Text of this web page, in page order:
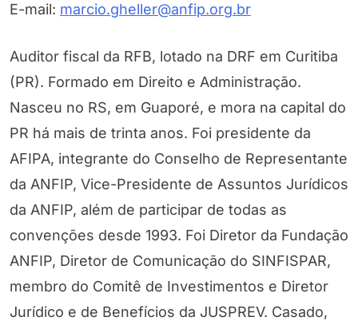
E-mail: marcio.gheller@anfip.org.br
Auditor fiscal da RFB, lotado na DRF em Curitiba
(PR). Formado em Direito e Administração.
Nasceu no RS, em Guaporé, e mora na capital do
PR há mais de trinta anos. Foi presidente da
AFIPA, integrante do Conselho de Representante
da ANFIP, Vice-Presidente de Assuntos Jurídicos
da ANFIP, além de participar de todas as
convenções desde 1993. Foi Diretor da Fundação
ANFIP, Diretor de Comunicação do SINFISPAR,
membro do Comitê de Investimentos e Diretor
Jurídico e de Benefícios da JUSPREV. Casado,